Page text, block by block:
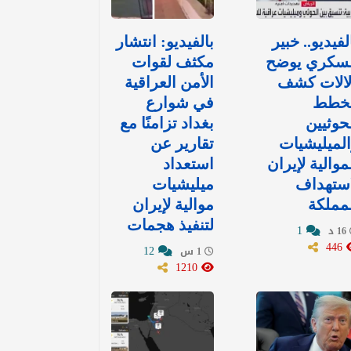
خبير
يوضح
كشف
لإيران
بالفيديو: انتشار
مكثف لقوات
الأمن العراقية
في شوارع
بغداد تزامنًا مع
تقارير عن
استعداد
ميليشيات
موالية لإيران
لتنفيذ هجمات